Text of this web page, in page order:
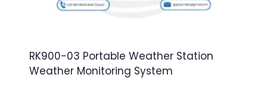
RK900-03 Portable Weather Station
Weather Monitoring System